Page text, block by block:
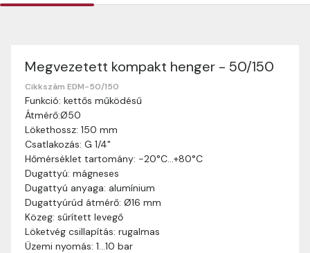
Megvezetett kompakt henger - 50/150
Cikkszám EDM-50/150
Funkció: kettős működésű
Átmérő:Ø50
Lökethossz: 150 mm
Csatlakozás: G 1/4"
Hőmérséklet tartomány: -20°C…+80°C
Dugattyú: mágneses
Dugattyú anyaga: alumínium
Dugattyúrúd átmérő: Ø16 mm
Közeg: sűrített levegő
Löketvég csillapítás: rugalmas
Üzemi nyomás: 1…10 bar
Szállítási információk
Nagyon köszönjük, hogy webshopunkat választottátok
vásárlásaitokhoz. Az alábbiakban megtaláljátok szállítási
információinkat, hogy a vásárlásotok gördülékenyen és
zökkenőmentesen történhessen.
Szállítási idő:Általában a megrendeléseket 2-5
munkanapon belül kézbesítjük. Amennyiben
valamilyen okból kifolyólag a szállítás hosszabb
ideig tart, előre értesítünk benneteket.
Szállítási díj:A szállítási díj függ a termék súlyától
és a szállítási cím távolságától. A pontos szállítási
díjat a vásárlás folyamata során megtekinthetitek,